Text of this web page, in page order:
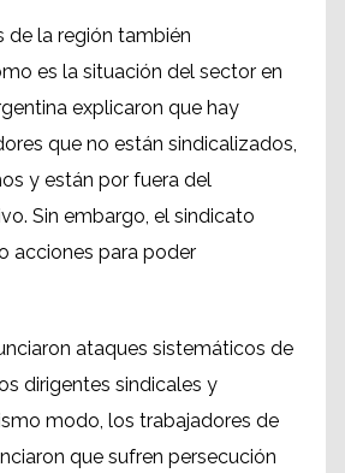
de la región también
es la situación del sector en
explicaron que hay
que no están sindicalizados,
y están por fuera del
Sin embargo, el sindicato
acciones para poder
ataques sistemáticos de
dirigentes sindicales y
modo, los trabajadores de
que sufren persecución